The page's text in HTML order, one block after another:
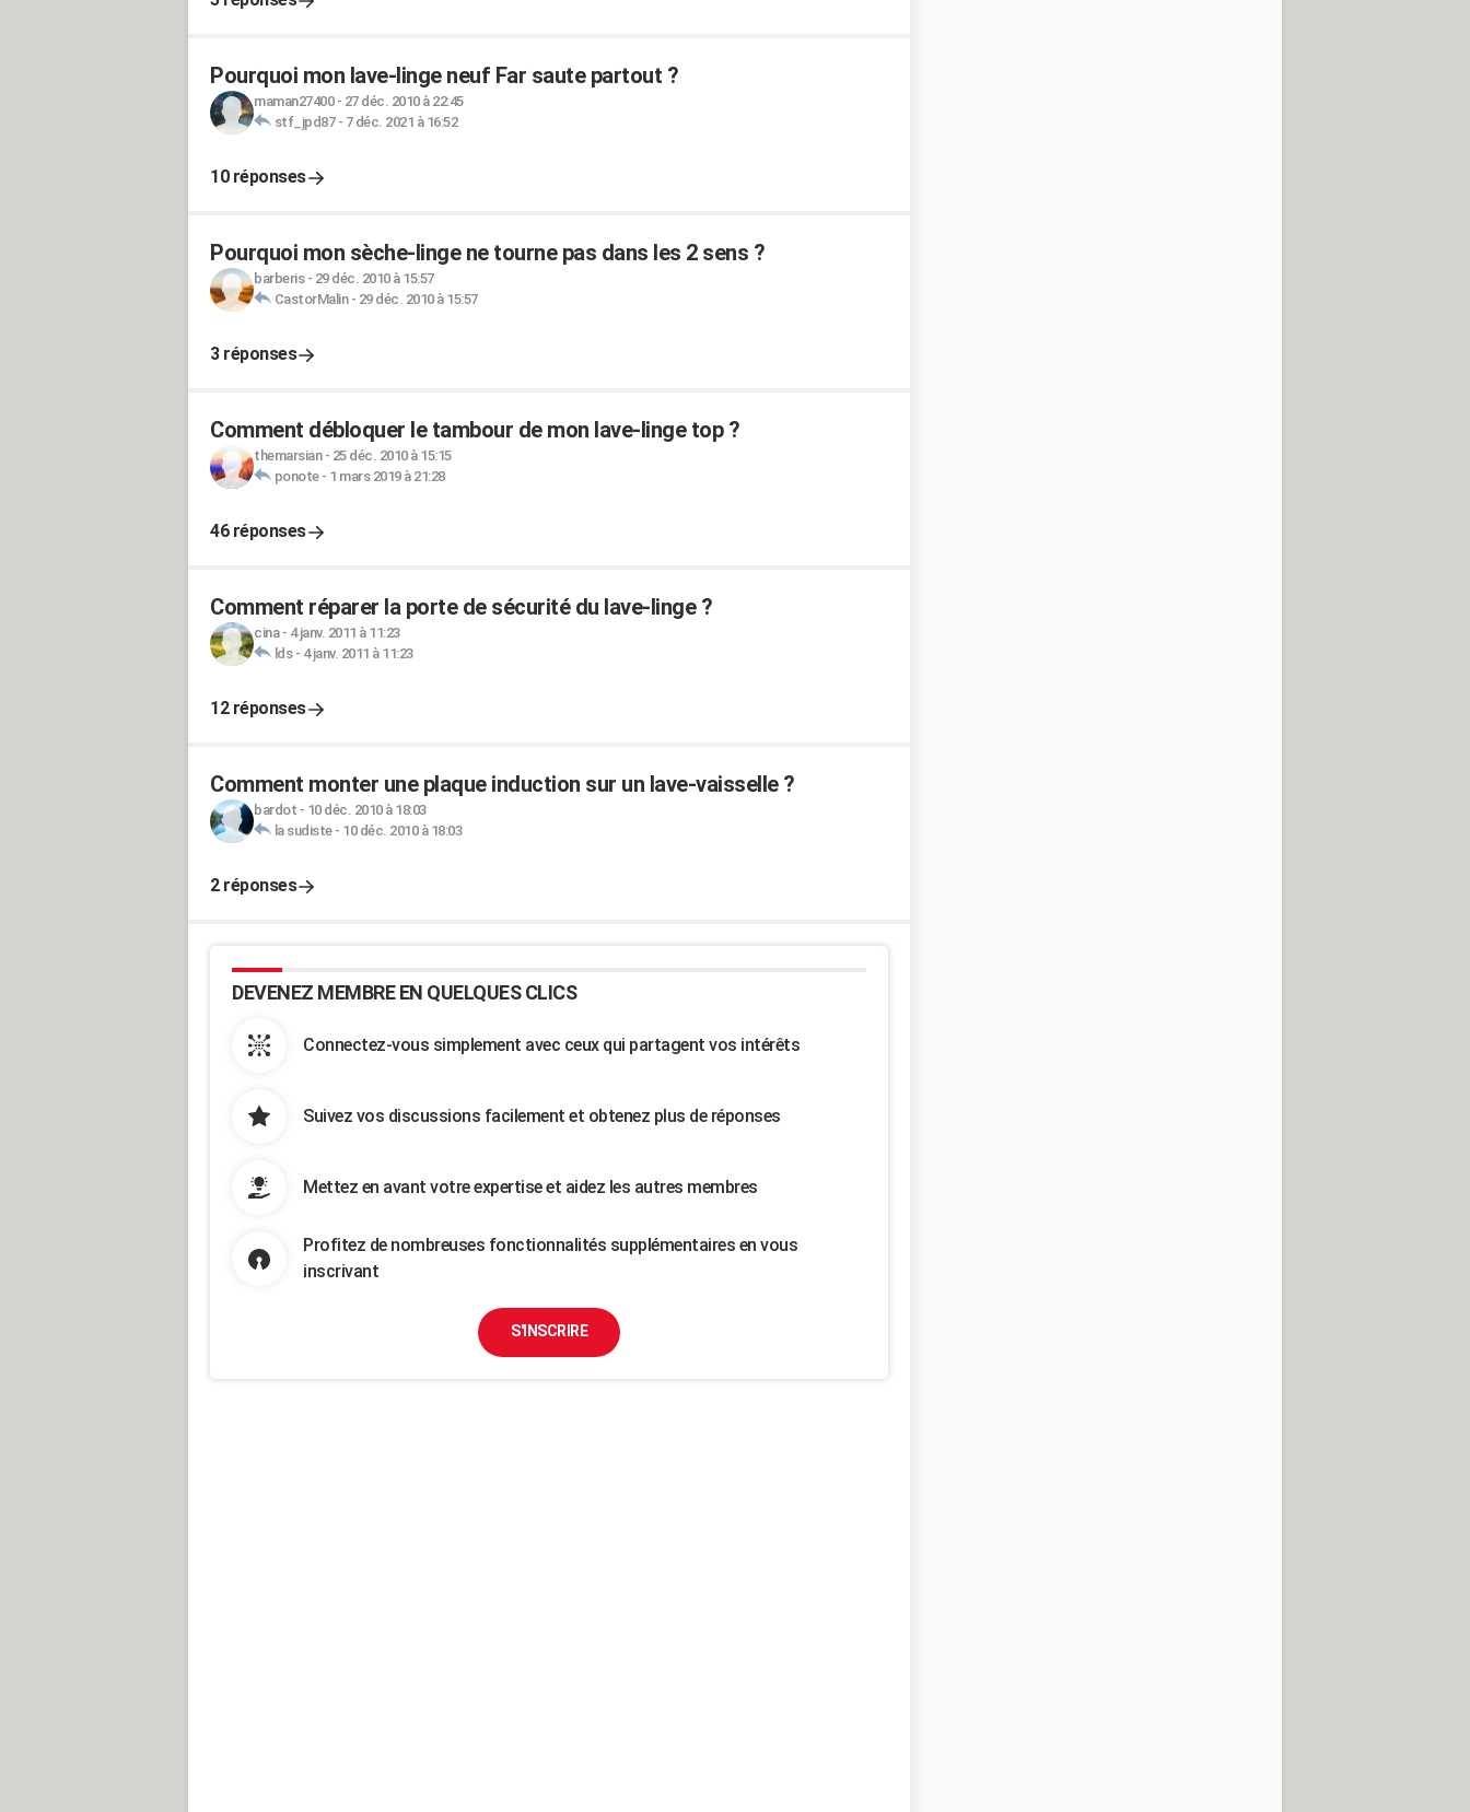
Pourquoi mon lave-linge neuf Far saute partout ?
maman27400- 27 déc. 2010 à 22:45
stf_jpd87- 7 déc. 2021 à 16:52
10 réponses
Pourquoi mon sèche-linge ne tourne pas dans les 2 sens ?
barberis- 29 déc. 2010 à 15:57
CastorMalin- 29 déc. 2010 à 15:57
3 réponses
Comment débloquer le tambour de mon lave-linge top ?
themarsian- 25 déc. 2010 à 15:15
ponote- 1 mars 2019 à 21:28
46 réponses
Comment réparer la porte de sécurité du lave-linge ?
cina- 4 janv. 2011 à 11:23
lds- 4 janv. 2011 à 11:23
12 réponses
Comment monter une plaque induction sur un lave-vaisselle ?
bardot - 10 déc. 2010 à 18:03
la sudiste- 10 déc. 2010 à 18:03
2 réponses
DEVENEZ MEMBRE EN QUELQUES CLICS
Connectez-vous simplement avec ceux qui partagent vos intérêts
Suivez vos discussions facilement et obtenez plus de réponses
Mettez en avant votre expertise et aidez les autres membres
Profitez de nombreuses fonctionnalités supplémentaires en vous
inscrivant
S'INSCRIRE